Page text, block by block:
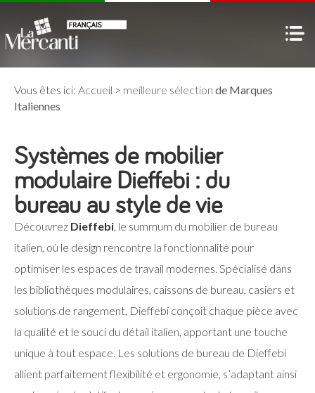
Vous êtes ici: Accueil > meilleure sélection de Marques
Italiennes
Systèmes de mobilier
modulaire Dieffebi : du
bureau au style de vie
Découvrez Dieffebi, le summum du mobilier de bureau
italien, où le design rencontre la fonctionnalité pour
optimiser les espaces de travail modernes. Spécialisé dans
les bibliothèques modulaires, caissons de bureau, casiers et
solutions de rangement, Dieffebi conçoit chaque pièce avec
la qualité et le souci du détail italien, apportant une touche
unique à tout espace. Les solutions de bureau de Dieffebi
allient parfaitement flexibilité et ergonomie, s’adaptant ainsi